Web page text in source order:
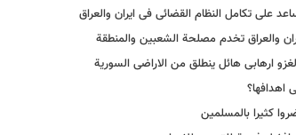
علی تکامل النظام القضائی فی ایران والعراق
والعراق تخدم مصلحة الشعبین والمنطقة
ارهابی هائل ینطلق من الاراضی السوریة
کثیرا بالمسلمین